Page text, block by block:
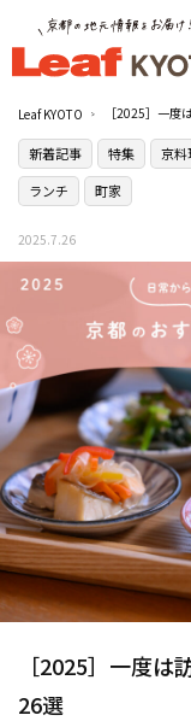
Leaf KYOTO
新着記事 特集 京料
ランチ
町家
2025.7.26
［2025］一度
26選